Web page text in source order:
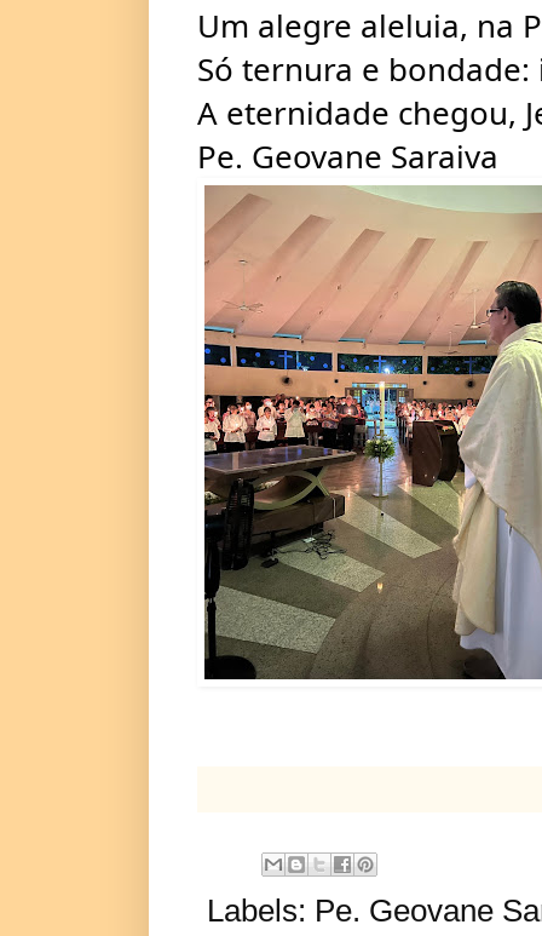
Um alegre aleluia, na
Só ternura e
A eternidade chegou,
Pe. Geovane Saraiva
Labels: Pe. Geovane